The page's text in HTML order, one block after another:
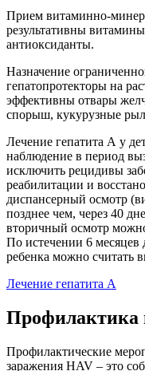
Прием витаминно-
результативны
антиоксиданты.
Назначение
гепатопротекторы на
эффективны отвары
спорыш, кукурузные
Лечение гепатита А у
наблюдение в период
исключить рецидивы
реабилитации и
диспансерный осмотр
позднее чем, через 40
вторичный осмотр
По истечении 6 месяцев
ребенка можно считать
Лечение гепатита А
Профилактика
Профилактические
заражения HAV – это